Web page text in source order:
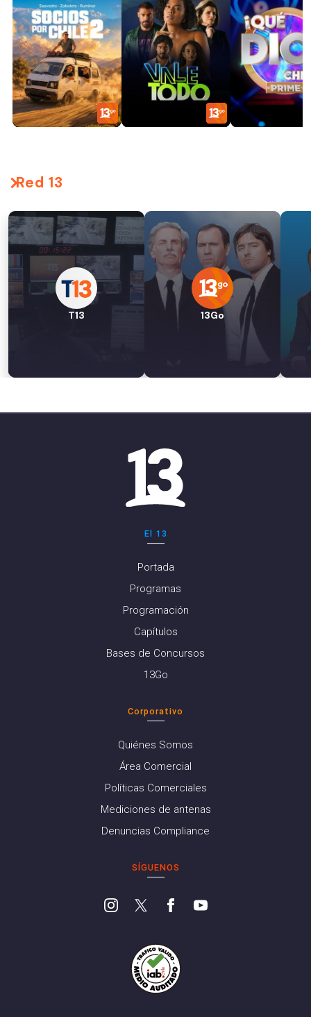
Red 13
T13 13Go
El 13
Portada
Programas
Programación
Capítulos
Bases de Concursos
13Go
Corporativo
Quiénes Somos
Área Comercial
Políticas Comerciales
Mediciones de antenas
Denuncias Compliance
SÍGUENOS